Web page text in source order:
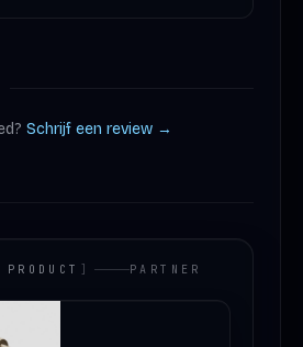
Schrijf een review →
] PARTNER